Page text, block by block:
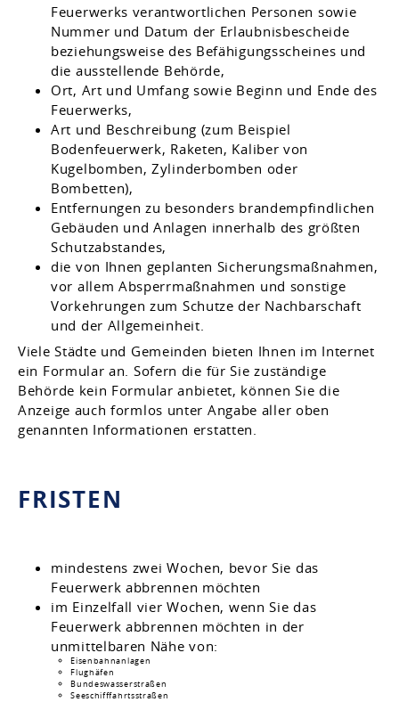
Feuerwerks verantwortlichen Personen sowie
Nummer und Datum der Erlaubnisbescheide
beziehungsweise des Befähigungsscheines und
die ausstellende Behörde,
Ort, Art und Umfang sowie Beginn und Ende des
Feuerwerks,
Art und Beschreibung (zum Beispiel
Bodenfeuerwerk, Raketen, Kaliber von
Kugelbomben, Zylinderbomben oder
Bombetten),
Entfernungen zu besonders brandempfindlichen
Gebäuden und Anlagen innerhalb des größten
Schutzabstandes,
die von Ihnen geplanten Sicherungsmaßnahmen,
vor allem Absperrmaßnahmen und sonstige
Vorkehrungen zum Schutze der Nachbarschaft
und der Allgemeinheit.
Viele Städte und Gemeinden bieten Ihnen im Internet
ein Formular an. Sofern die für Sie zuständige
Behörde kein Formular anbietet, können Sie die
Anzeige auch formlos unter Angabe aller oben
genannten Informationen erstatten.
FRISTEN
mindestens zwei Wochen, bevor Sie das
Feuerwerk abbrennen möchten
im Einzelfall vier Wochen, wenn Sie das
Feuerwerk abbrennen möchten in der
unmittelbaren Nähe von:
Eisenbahnanlagen
Flughäfen
Bundeswasserstraßen
Seeschifffahrtsstraßen